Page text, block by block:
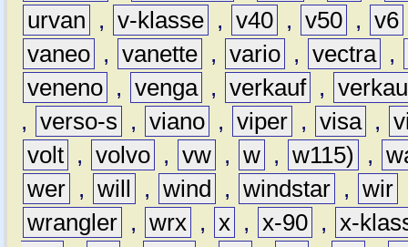
urvan
, v-klasse , v40 , v50 , v6
vaneo , vanette , vario , vectra ,
veneno , venga , verkauf ,
, verso-s , viano , viper , visa ,
volt , volvo , vw , w , w115) ,
wer , will , wind , windstar , wir
wrangler , wrx , x , x-90 , x-